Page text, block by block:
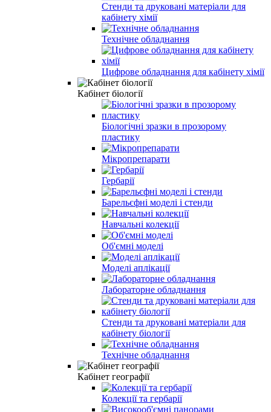
Стенди та друковані матеріали для
кабінету хімії
Технічне обладнання
Цифрове обладнання для кабінету хімії
Кабінет біології
Біологічні зразки в прозорому
пластику
Мікропрепарати
Гербарії
Барельєфні моделі і стенди
Навчальні колекції
Об'ємні моделі
Моделі аплікації
Лабораторне обладнання
Стенди та друковані матеріали для
кабінету біології
Технічне обладнання
Кабінет географії
Колекції та гербарії